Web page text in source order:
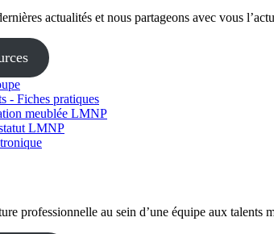
actualités et nous partageons avec vous
- Fiches pratiques
meublée LMNP
LMNP
professionnelle au sein d’une équipe aux talents